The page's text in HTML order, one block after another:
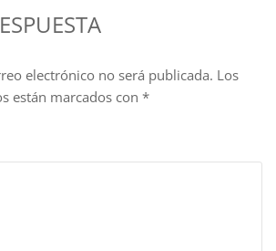
electrónico no será publicada. Los
están marcados con *